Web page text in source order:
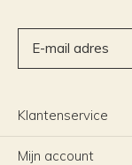
Klantenservice
Mijn account